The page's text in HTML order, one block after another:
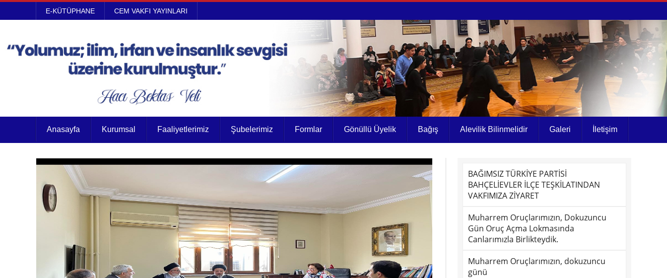
E-KÜTÜPHANE CEM VAKFI YAYINLARI
Anasayfa Kurumsal Faaliyetlerimiz Şubelerimiz Formlar Gönüllü Üyelik Bağış Alevilik Bilinmelidir Galeri İletişim
BAĞIMSIZ TÜRKİYE PARTİSİ
BAHÇELİEVLER İLÇE TEŞKİLATINDAN
VAKFIMIZA ZİYARET
Muharrem Oruçlarımızın, Dokuzuncu
Gün Oruç Açma Lokmasında
Canlarımızla Birlikteydik.
Muharrem Oruçlarımızın, dokuzuncu
günü